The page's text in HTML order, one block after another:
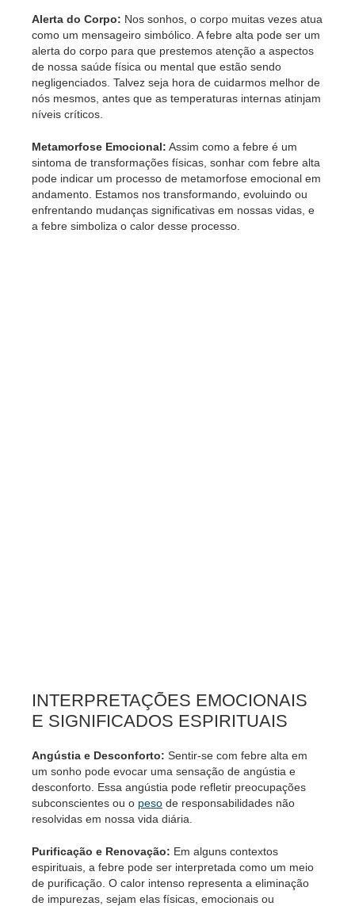
Alerta do Corpo: Nos sonhos, o corpo muitas vezes atua
como um mensageiro simbólico. A febre alta pode ser um
alerta do corpo para que prestemos atenção a aspectos
de nossa saúde física ou mental que estão sendo
negligenciados. Talvez seja hora de cuidarmos melhor de
nós mesmos, antes que as temperaturas internas atinjam
níveis críticos.
Metamorfose Emocional: Assim como a febre é um
sintoma de transformações físicas, sonhar com febre alta
pode indicar um processo de metamorfose emocional em
andamento. Estamos nos transformando, evoluindo ou
enfrentando mudanças significativas em nossas vidas, e
a febre simboliza o calor desse processo.
INTERPRETAÇÕES EMOCIONAIS
E SIGNIFICADOS ESPIRITUAIS
Angústia e Desconforto: Sentir-se com febre alta em
um sonho pode evocar uma sensação de angústia e
desconforto. Essa angústia pode refletir preocupações
subconscientes ou o peso de responsabilidades não
resolvidas em nossa vida diária.
Purificação e Renovação: Em alguns contextos
espirituais, a febre pode ser interpretada como um meio
de purificação. O calor intenso representa a eliminação
de impurezas, sejam elas físicas, emocionais ou